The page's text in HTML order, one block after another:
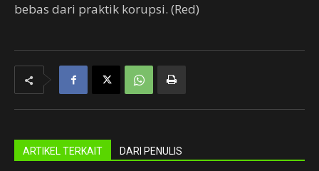
bebas dari praktik korupsi. (Red)
ARTIKEL TERKAIT DARI PENULIS